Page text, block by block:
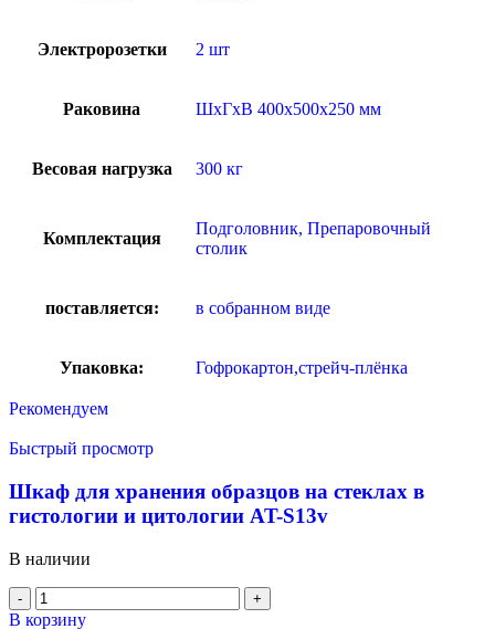
Электророзетки 2 шт
Раковина ШхГхВ 400х500х250 мм
Весовая нагрузка 300 кг
Комплектация
Подголовник, Препаровочный
столик
поставляется: в собранном виде
Упаковка: Гофрокартон,стрейч-плёнка
Рекомендуем
Быстрый просмотр
Шкаф для хранения образцов на стеклах в
гистологии и цитологии AT-S13v
В наличии
В корзину